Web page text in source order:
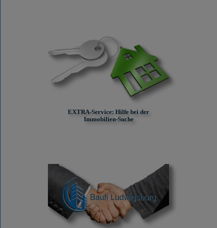
EXTRA-Service: Hilfe bei der
Immobilien-Suche